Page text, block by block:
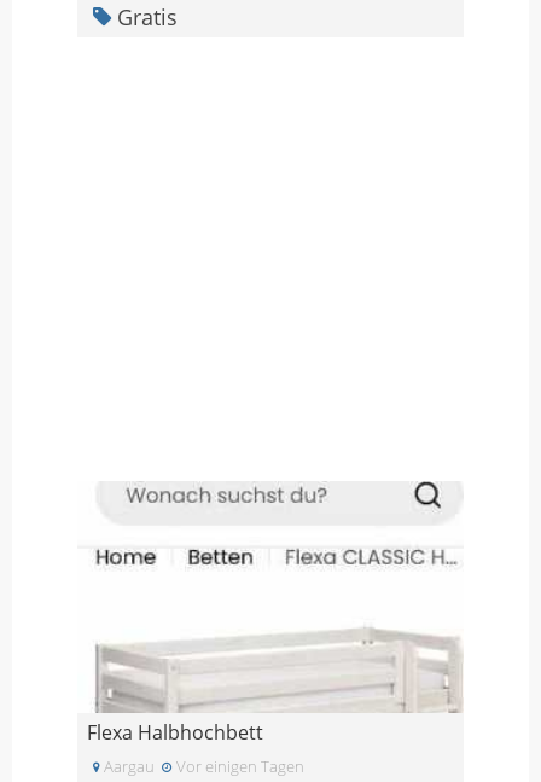
Gratis
Flexa Halbhochbett
Aargau Vor einigen Tagen